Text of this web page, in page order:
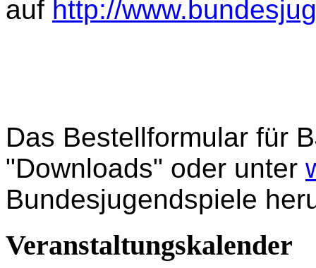
auf http://
Das Bestellformular für
"Downloads" oder unter
Bundesjugendspiele
Veranstaltungskalender